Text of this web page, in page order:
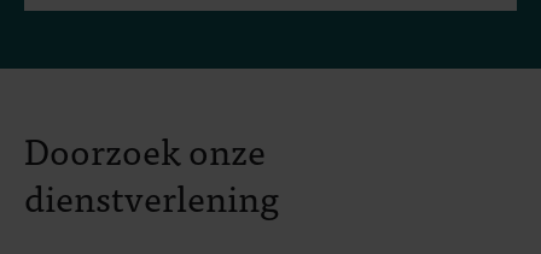
Doorzoek onze
dienstverlening